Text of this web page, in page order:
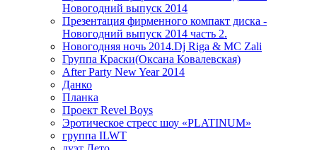
Новогодний выпуск 2014
Презентация фирменного компакт диска -
Новогодний выпуск 2014 часть 2.
Новогодняя ночь 2014.Dj Riga & MC Zali
Группа Краски(Оксана Ковалевская)
After Party New Year 2014
Данко
Планка
Проект Revel Boys
Эротическое стресс шоу «PLATINUM»
группа ILWT